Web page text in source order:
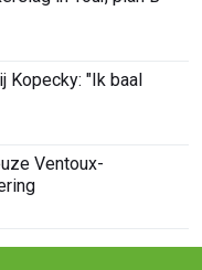
Kopecky: "Ik baal
Ventoux-